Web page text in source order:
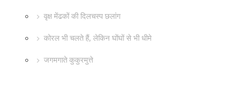
वृक्ष मेंढकों की दिलचस्प छलांग
कोरल भी चलते हैं, लेकिन घोंघों से भी धीमे
जगमगाते कुकुरमुत्ते